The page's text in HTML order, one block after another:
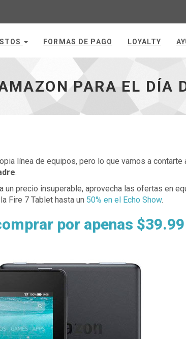
FORMAS DE PAGO LOYALTY
PARA EL DÍA
línea de equipos, pero lo que vamos a contarte
.
precio insuperable, aprovecha las ofertas en
Fire 7 Tablet hasta un 50% en el Echo Show.
por apenas